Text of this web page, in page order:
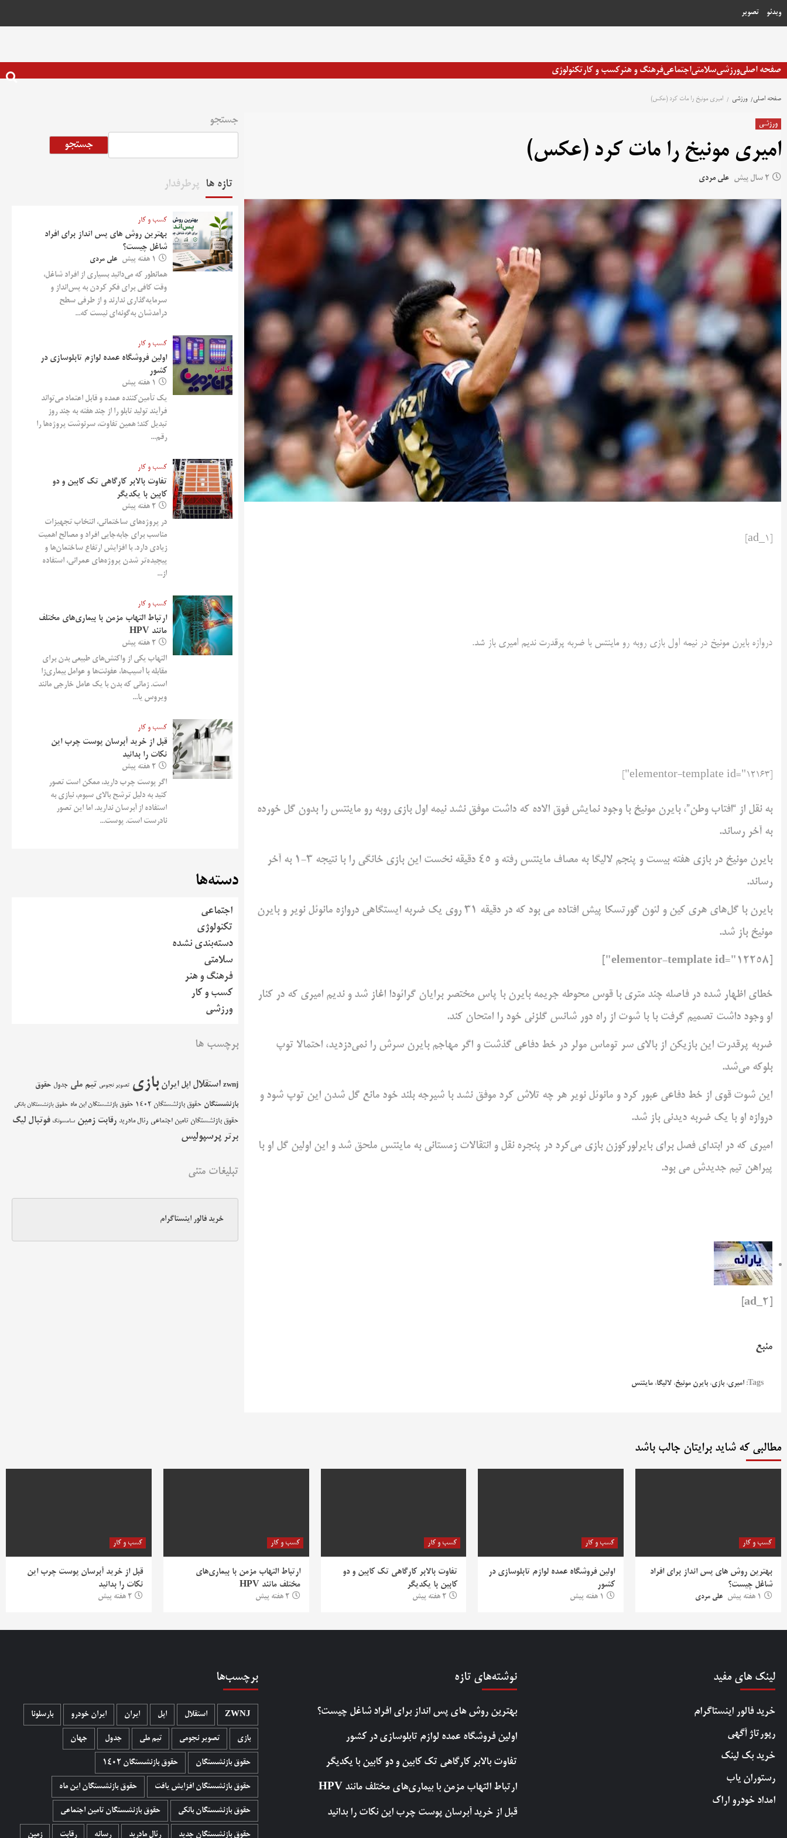
به
ویدئو تصویر
صفحه اصلیورزشیسلامتیاجتماعیفرهنگ و هنرکسب و کارتکنولوژی
صفحه اصلی ورزشی امیری مونیخ را مات کرد (عکس)
ورزشی
امیری مونیخ را مات کرد (عکس)
2 سال پیش علی مردی
دروازه بایرن مونیخ در نیمه اول بازی روبه رو ماینتس با ضربه پرقدرت ندیم امیری باز شد.
به نقل از “افتاب وطن”، بایرن مونیخ با وجود نمایش فوق الاده که داشت موفق نشد نیمه اول بازی روبه رو ماینتس را بدون گل خورده
به آخر رساند.
بایرن مونیخ در بازی هفته بیست و پنجم لالیگا به مصاف ماینتس رفته و 45 دقیقه نخست این بازی خانگی را با نتیجه 3-1 به آخر
رساند.
بایرن با گل‌های هری کین و لئون گورتسکا پیش افتاده می بود که در دقیقه 31 روی یک ضربه ایستگاهی دروازه مانوئل نویر و بایرن
مونیخ باز شد.
خطای اظهار شده در فاصله چند متری با قوس محوطه جریمه بایرن با پاس مختصر برایان گرائودا اغاز شد و ندیم امیری که در کنار
او وجود داشت تصمیم گرفت با با شوت از راه دور شانس گلزنی خود را امتحان کند.
ضربه پرقدرت این بازیکن از بالای سر توماس مولر در خط دفاعی گذشت و اگر مهاجم بایرن سرش را نمی‌دزدید، احتمالا توپ
بلوکه می‌شد.
این شوت قوی از خط دفاعی عبور کرد و مانوئل نویر هر چه تلاش کرد موفق نشد با شیرجه بلند خود مانع گل شدن این توپ شود و
دروازه او با یک ضربه دیدنی باز شد.
امیری که در ابتدای فصل برای بایرلورکوزن بازی می‌کرد در پنجره نقل و انتقالات زمستانی به ماینتس ملحق شد و این اولین گل او با
پیراهن تیم جدیدش می بود.
منبع
Tags: امیری، بازی، بایرن مونیخ، لالیگا، ماینتس
جستجو
جستجو
تازه ها پرطرفدار
کسب و کار
بهترین روش‌ های پس‌ انداز برای افراد
شاغل چیست؟
1 هفته پیش علی مردی
همانطور که می‌دانید بسیاری از افراد شاغل،
وقت کافی برای فکر کردن به پس‌انداز و
سرمایه‌گذاری ندارند و از طرفی سطح
درآمدشان به‌گونه‌ای نیست که...
کسب و کار
اولین فروشگاه عمده لوازم تابلوسازی در
کشور
1 هفته پیش
یک تأمین‌کننده عمده و قابل اعتماد می‌تواند
فرآیند تولید تابلو را از چند هفته به چند روز
تبدیل کند؛ همین تفاوت، سرنوشت پروژه‌ها را
رقم...
کسب و کار
تفاوت بالابر کارگاهی تک کابین و دو
کابین با یکدیگر
2 هفته پیش
در پروژه‌های ساختمانی، انتخاب تجهیزات
مناسب برای جابه‌جایی افراد و مصالح اهمیت
زیادی دارد. با افزایش ارتفاع ساختمان‌ها و
پیچیده‌تر شدن پروژه‌های عمرانی، استفاده
از...
کسب و کار
ارتباط التهاب مزمن با بیماری‌های مختلف
مانند HPV
2 هفته پیش
التهاب یکی از واکنش‌های طبیعی بدن برای
مقابله با آسیب‌ها، عفونت‌ها و عوامل بیماری‌زا
است. زمانی که بدن با یک عامل خارجی مانند
ویروس یا...
کسب و کار
قبل از خرید آبرسان پوست چرب این
نکات را بدانید
2 هفته پیش
اگر پوست چرب دارید، ممکن است تصور
کنید به دلیل ترشح بالای سبوم، نیازی به
استفاده از آبرسان ندارید. اما این تصور
نادرست است. پوست...
دسته‌ها
اجتماعی
تکنولوژی
دسته‌بندی نشده
سلامتی
فرهنگ و هنر
کسب و کار
ورزشی
برچسب ها
zwnj استقلال اپل ایران بازی تصویر نجومی تیم ملی جدول حقوق
بازنشستگان حقوق بازنشستگان 1402 حقوق بازنشستگان این ماه حقوق بازنشستگان بانکی
حقوق بازنشستگان تامین اجتماعی رئال مادرید رقابت زمین سامسونگ فوتبال لیگ
برتر پرسپولیس
تبلیغات متنی
خرید فالور اینستاگرام
مطالبی که شاید برایتان جالب باشد
کسب و کار
بهترین روش‌ های پس‌ انداز برای افراد
شاغل چیست؟
1 هفته پیش علی مردی
کسب و کار
اولین فروشگاه عمده لوازم تابلوسازی در
کشور
1 هفته پیش
کسب و کار
تفاوت بالابر کارگاهی تک کابین و دو
کابین با یکدیگر
2 هفته پیش
کسب و کار
ارتباط التهاب مزمن با بیماری‌های
مختلف مانند HPV
2 هفته پیش
کسب و کار
قبل از خرید آبرسان پوست چرب این
نکات را بدانید
2 هفته پیش
لینک های مفید
خرید فالور اینستاگرام
رپورتاژ آگهی
خرید بک لینک
رستوران یاب
امداد خودرو اراک
نوشته‌های تازه
بهترین روش‌ های پس‌ انداز برای افراد شاغل چیست؟
اولین فروشگاه عمده لوازم تابلوسازی در کشور
تفاوت بالابر کارگاهی تک کابین و دو کابین با یکدیگر
ارتباط التهاب مزمن با بیماری‌های مختلف مانند HPV
قبل از خرید آبرسان پوست چرب این نکات را بدانید
برچسب‌ها
ZWNJ استقلال اپل ایران ایران خودرو بارسلونا
بازی تصویر نجومی تیم ملی جدول جهان
حقوق بازنشستگان حقوق بازنشستگان 1402
حقوق بازنشستگان افزایش یافت حقوق بازنشستگان این ماه
حقوق بازنشستگان بانکی حقوق بازنشستگان تامین اجتماعی
حقوق بازنشستگان جدید رئال مادرید رسانه رقابت زمین